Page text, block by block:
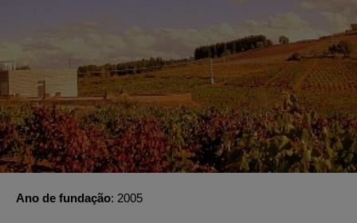
Ano de fundação 2005